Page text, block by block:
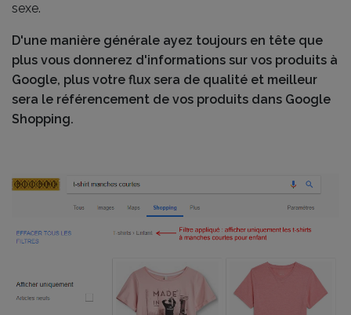
sexe.
D'une manière générale ayez toujours en tête que
plus vous donnerez d'informations sur vos produits à
Google, plus votre flux sera de qualité et meilleur
sera le référencement de vos produits dans Google
Shopping.